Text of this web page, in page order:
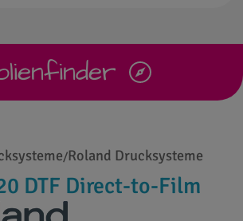
/Roland Drucksysteme
DTF Direct-to-Film